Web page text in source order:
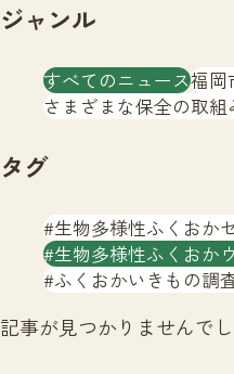
注目のいきもの
生物多様性のめ
いきもの図鑑
イベント
いきもの調査隊
調査レポート
調査結果
ふくおかいきも
マッチングTOP
掲載申し込みフ
お問合せ
ジャンル
すべてのニュース福岡
さまざまな保全の取組
タグ
生物多様性ふくおか
生物多様性ふくおか
ふくおかいきもの調
記事が見つかりませんでし